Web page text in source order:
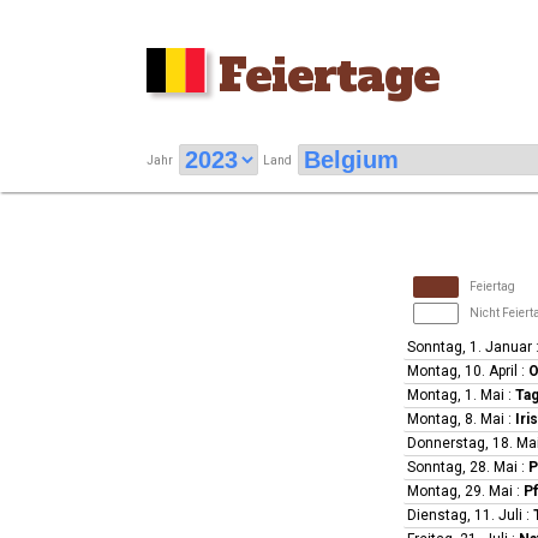
Feiertage
Jahr Land
Feiertag
Nicht
Sonntag, 1. Januar :
Montag, 10. April :
Montag, 1. Mai :
Montag, 8. Mai :
Donnerstag, 18. Mai
Sonntag, 28. Mai :
Montag, 29. Mai :
Dienstag, 11. Juli :